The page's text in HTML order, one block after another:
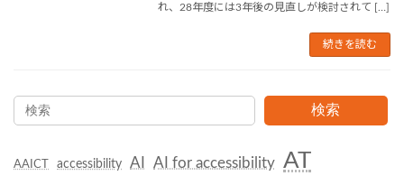
れ、28年度には3年後の見直しが検討されて […]
続きを読む
検索
AAICT accessibility AI AI for accessibility AT